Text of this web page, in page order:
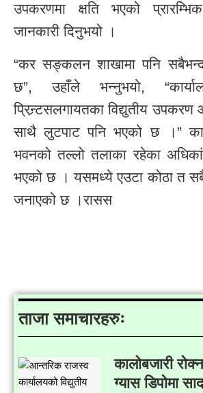
उपकरणमा क्षति भएको
जानकारी दिनुभयो ।
“कर सङ्कलन शाखामा पनि
छ”, उहाँले भन्नुभयो,
प्रिन्र्टसलगायतका विद्युतीय
साथै लुटपाट पनि भएको छ ।”
भवनको तल्लो तलाका रहेका
भएको छ । यसमध्ये एउटा कोठा त
जनाएको छ ।रासस
ताजा समाचारहरुः
कालोबजारी
ग्यास डिपोमा